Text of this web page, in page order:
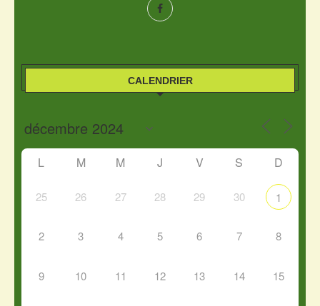
CALENDRIER
L M M J V S D
25 26 27 28 29 30 1
2 3 4 5 6 7 8
9 10 11 12 13 14 15